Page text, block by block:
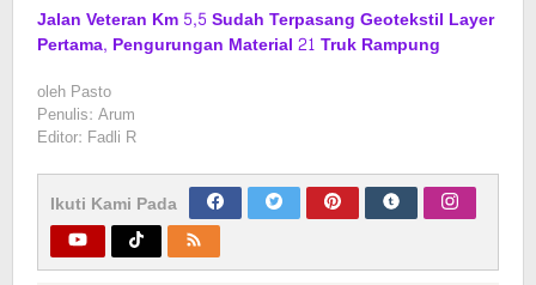
Jalan Veteran Km 5,5 Sudah Terpasang Geotekstil Layer
Pertama, Pengurungan Material 21 Truk Rampung
oleh Pasto
Penulis: Arum
Editor: Fadli R
Ikuti Kami Pada